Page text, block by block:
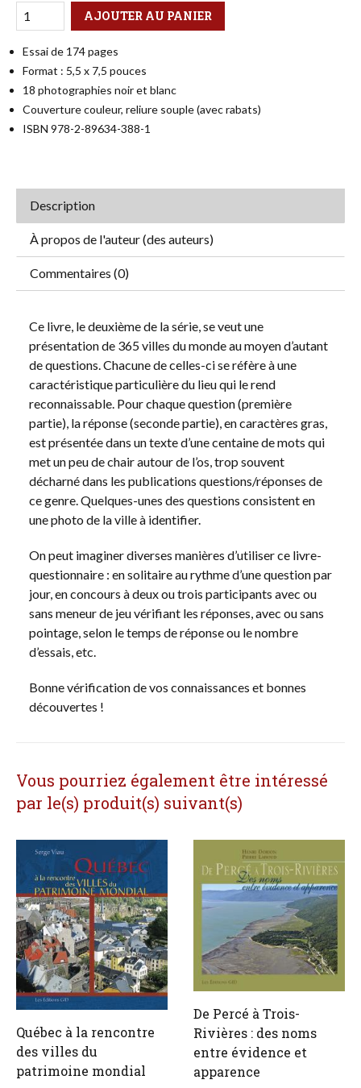
Qté
Format AJOUTER AU PANIER
Essai de 174 pages
Format : 5,5 x 7,5 pouces
18 photographies noir et blanc
Couverture couleur, reliure souple (avec rabats)
ISBN 978-2-89634-388-1
Description
À propos de l'auteur (des auteurs)
Commentaires (0)
Ce livre, le deuxième de la série, se veut une
présentation de 365 villes du monde au moyen d’autant
de questions. Chacune de celles-ci se réfère à une
caractéristique particulière du lieu qui le rend
reconnaissable. Pour chaque question (première
partie), la réponse (seconde partie), en caractères gras,
est présentée dans un texte d’une centaine de mots qui
met un peu de chair autour de l’os, trop souvent
décharné dans les publications questions/réponses de
ce genre. Quelques-unes des questions consistent en
une photo de la ville à identifier.
On peut imaginer diverses manières d’utiliser ce livre-
questionnaire : en solitaire au rythme d’une question par
jour, en concours à deux ou trois participants avec ou
sans meneur de jeu vérifiant les réponses, avec ou sans
pointage, selon le temps de réponse ou le nombre
d’essais, etc.
Bonne vérification de vos connaissances et bonnes
découvertes !
Vous pourriez également être intéressé
par le(s) produit(s) suivant(s)
Québec à la rencontre
des villes du
patrimoine mondial
De Percé à Trois-
Rivières : des noms
entre évidence et
apparence